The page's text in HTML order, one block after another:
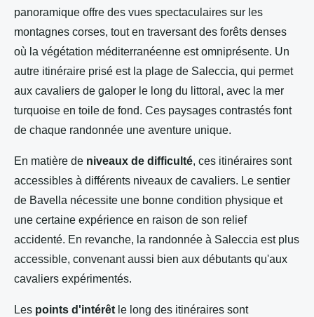
panoramique offre des vues spectaculaires sur les
montagnes corses, tout en traversant des forêts denses
où la végétation méditerranéenne est omniprésente. Un
autre itinéraire prisé est la plage de Saleccia, qui permet
aux cavaliers de galoper le long du littoral, avec la mer
turquoise en toile de fond. Ces paysages contrastés font
de chaque randonnée une aventure unique.
En matière de niveaux de difficulté, ces itinéraires sont
accessibles à différents niveaux de cavaliers. Le sentier
de Bavella nécessite une bonne condition physique et
une certaine expérience en raison de son relief
accidenté. En revanche, la randonnée à Saleccia est plus
accessible, convenant aussi bien aux débutants qu'aux
cavaliers expérimentés.
Les points d'intérêt le long des itinéraires sont